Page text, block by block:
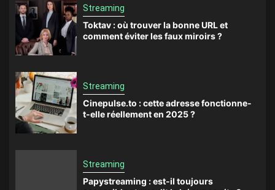
Streaming
Toktav : où trouver la bonne URL et
comment éviter les faux miroirs ?
Streaming
Cinepulse.to : cette adresse fonctionne-
t-elle réellement en 2025 ?
Streaming
Papystreaming : est-il toujours